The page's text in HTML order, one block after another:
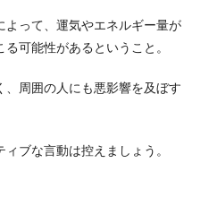
よって、運気やエネルギー量が
可能性があるということ。
、周囲の人にも悪影響を及ぼす
ブな言動は控えましょう。